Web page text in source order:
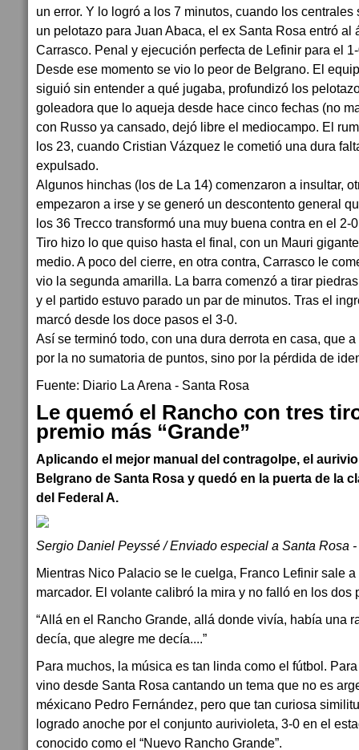
un error. Y lo logró a los 7 minutos, cuando los
un pelotazo para Juan Abaca, el ex Santa Rosa entró al
Carrasco. Penal y ejecución perfecta de Lefinir para el
Desde ese momento se vio lo peor de Belgrano. El
siguió sin entender a qué jugaba, profundizó los
goleadora que lo aqueja desde hace cinco fechas (no
con Russo ya cansado, dejó libre el mediocampo. El
los 23, cuando Cristian Vázquez le cometió una dura
expulsado.
Algunos hinchas (los de La 14) comenzaron a insultar,
empezaron a irse y se generó un descontento general
los 36 Trecco transformó una muy buena contra en el 2-
Tiro hizo lo que quiso hasta el final, con un Mauri
medio. A poco del cierre, en otra contra, Carrasco le
vio la segunda amarilla. La barra comenzó a tirar
y el partido estuvo parado un par de minutos. Tras el
marcó desde los doce pasos el 3-0.
Así se terminó todo, con una dura derrota en casa, que
por la no sumatoria de puntos, sino por la pérdida de
Fuente: Diario La Arena - Santa Rosa
Le quemó el Rancho con tres
premio más “Grande”
Aplicando el mejor manual del contragolpe, el
Belgrano de Santa Rosa y quedó en la puerta de la
del Federal A.
Sergio Daniel Peyssé / Enviado especial a Santa Rosa
Mientras Nico Palacio se le cuelga, Franco Lefinir sale
marcador. El volante calibró la mira y no falló en los dos
“Allá en el Rancho Grande, allá donde vivía, había una
decía, que alegre me decía....”
Para muchos, la música es tan linda como el fútbol.
vino desde Santa Rosa cantando un tema que no es
méxicano Pedro Fernández, pero que tan curiosa
logrado anoche por el conjunto aurivioleta, 3-0 en el
conocido como el “Nuevo Rancho Grande”.